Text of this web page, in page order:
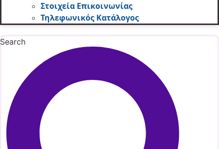
Στοιχεία Επικοινωνίας
Τηλεφωνικός Κατάλογος
Search